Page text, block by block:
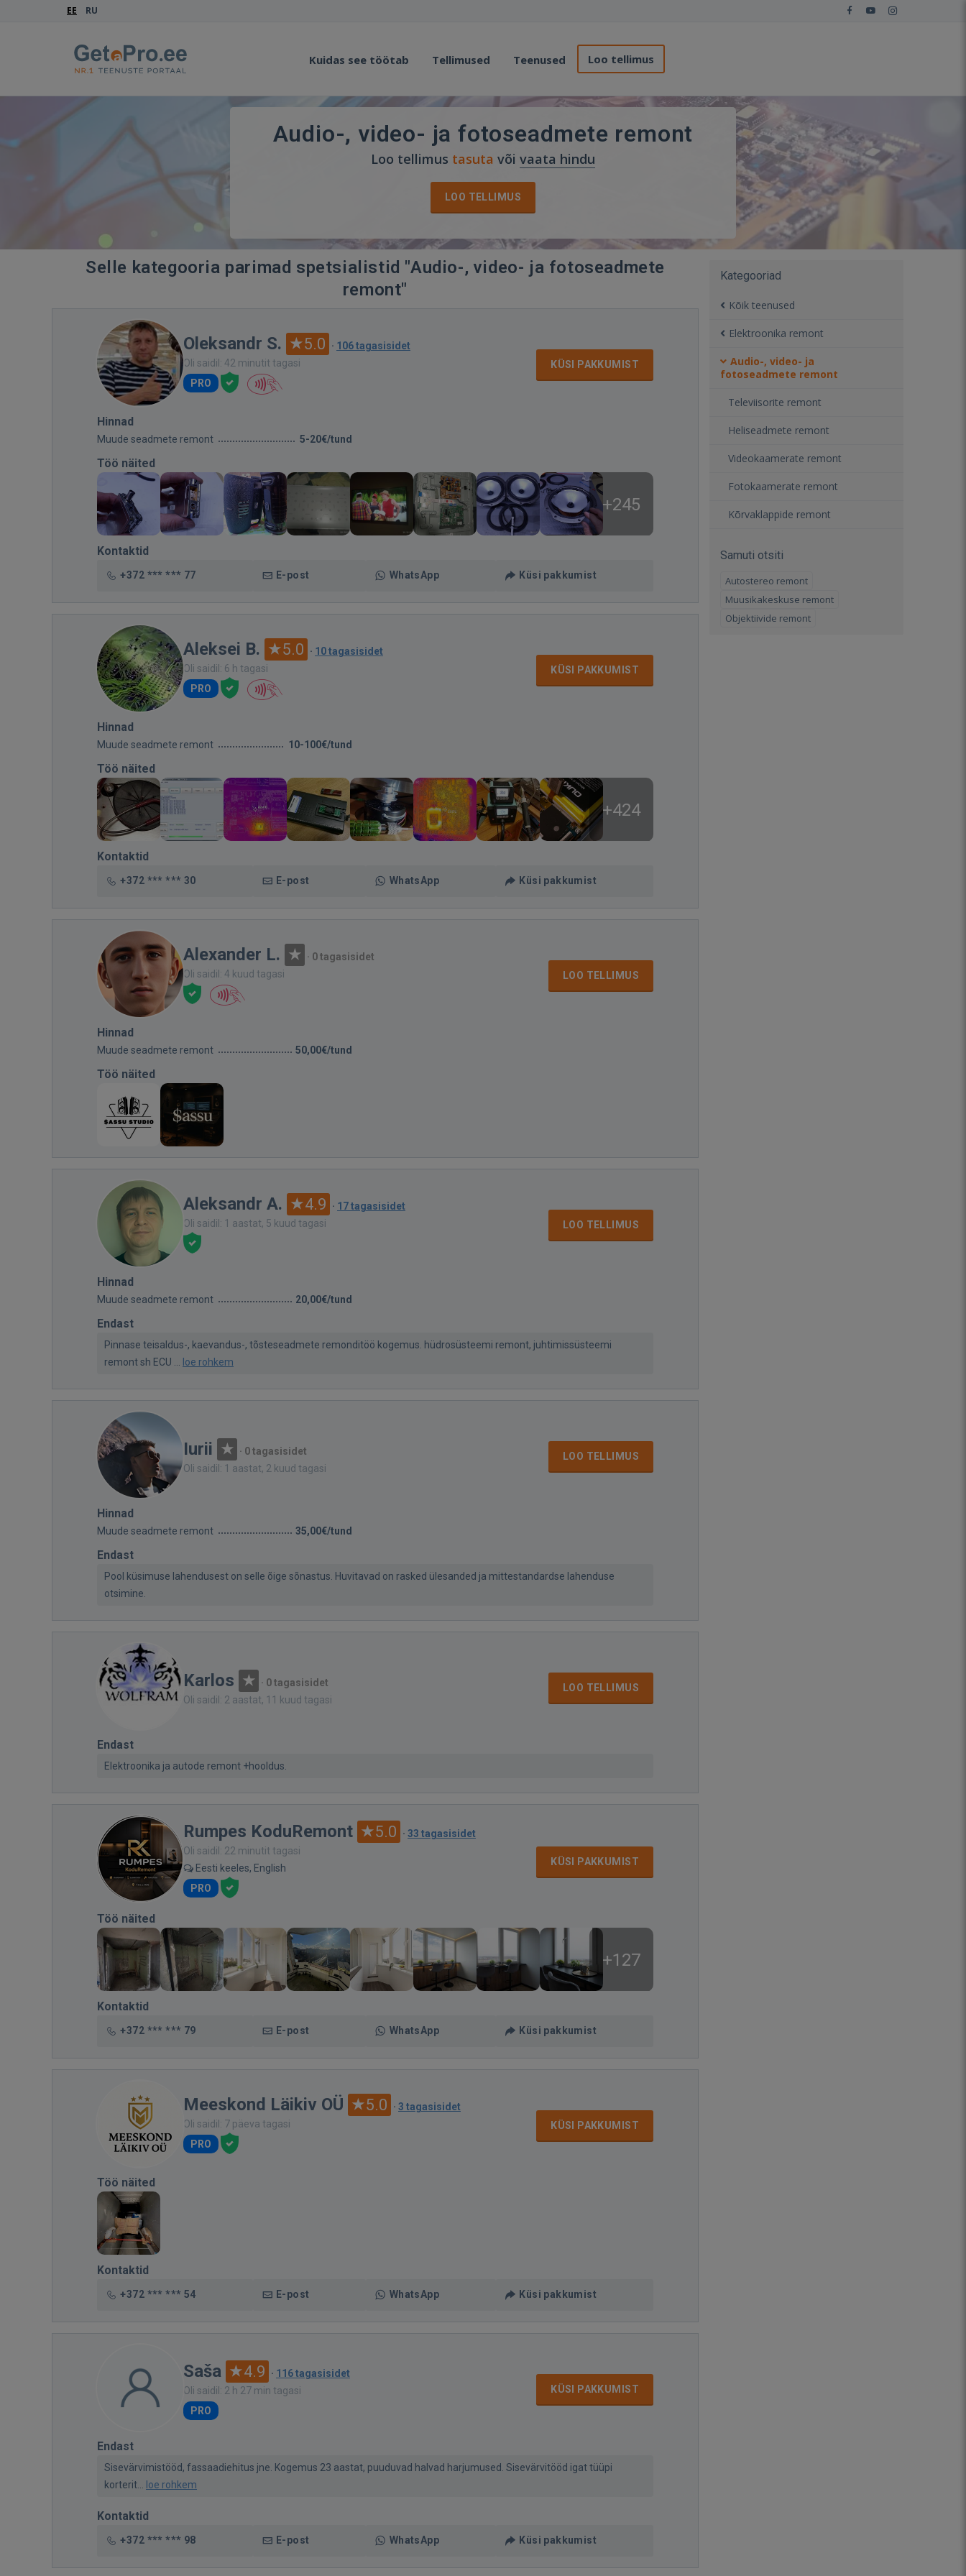
EE RU
Kuidas see töötab Tellimused Teenused Loo tellimus
Audio-, video- ja fotoseadmete remont
Loo tellimus tasuta või vaata hindu
LOO TELLIMUS
Selle kategooria parimad spetsialistid "Audio-, video- ja fotoseadmete
remont"
Oleksandr S. 5.0 · 106 tagasisidet
Oli saidil: 42 minutit tagasi
PRO
KÜSI PAKKUMIST
Hinnad
Muude seadmete remont 5-20€/tund
Töö näited
+245
Kontaktid
+372 *** *** 77 E-post WhatsApp Küsi pakkumist
Aleksei B. 5.0 · 10 tagasisidet
Oli saidil: 6 h tagasi
PRO
KÜSI PAKKUMIST
Hinnad
Muude seadmete remont 10-100€/tund
Töö näited
+424
Kontaktid
+372 *** *** 30 E-post WhatsApp Küsi pakkumist
Alexander L. · 0 tagasisidet
Oli saidil: 4 kuud tagasi
LOO TELLIMUS
Hinnad
Muude seadmete remont 50,00€/tund
Töö näited
Aleksandr A. 4.9 · 17 tagasisidet
Oli saidil: 1 aastat, 5 kuud tagasi
LOO TELLIMUS
Hinnad
Muude seadmete remont 20,00€/tund
Endast
Pinnase teisaldus-, kaevandus-, tõsteseadmete remonditöö kogemus. hüdrosüsteemi remont, juhtimissüsteemi
remont sh ECU ...
loe rohkem
Iurii · 0 tagasisidet
Oli saidil: 1 aastat, 2 kuud tagasi
LOO TELLIMUS
Hinnad
Muude seadmete remont 35,00€/tund
Endast
Pool küsimuse lahendusest on selle õige sõnastus. Huvitavad on rasked ülesanded ja mittestandardse lahenduse
otsimine.
Karlos · 0 tagasisidet
Oli saidil: 2 aastat, 11 kuud tagasi
LOO TELLIMUS
Endast
Elektroonika ja autode remont +hooldus.
Rumpes KoduRemont 5.0 · 33 tagasisidet
Oli saidil: 22 minutit tagasi
Eesti keeles, English
PRO
KÜSI PAKKUMIST
Töö näited
+127
Kontaktid
+372 *** *** 79 E-post WhatsApp Küsi pakkumist
Meeskond Läikiv OÜ 5.0 · 3 tagasisidet
Oli saidil: 7 päeva tagasi
PRO
KÜSI PAKKUMIST
Töö näited
Kontaktid
+372 *** *** 54 E-post WhatsApp Küsi pakkumist
Saša 4.9 · 116 tagasisidet
Oli saidil: 2 h 27 min tagasi
PRO
KÜSI PAKKUMIST
Endast
Sisevärvimistööd, fassaadiehitus jne. Kogemus 23 aastat, puuduvad halvad harjumused. Sisevärvitööd igat tüüpi
korterit...
loe rohkem
Kontaktid
+372 *** *** 98 E-post WhatsApp Küsi pakkumist
Kategooriad
Kõik teenused
Elektroonika remont
Audio-, video- ja
fotoseadmete remont
Televiisorite remont
Heliseadmete remont
Videokaamerate remont
Fotokaamerate remont
Kõrvaklappide remont
Samuti otsiti
Autostereo remont
Muusikakeskuse remont
Objektiivide remont